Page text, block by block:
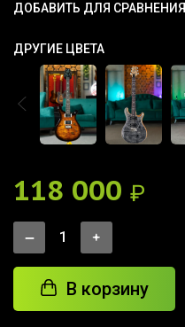
ДОБАВИТЬ ДЛЯ СРАВНЕНИЯ
ДРУГИЕ ЦВЕТА
118 000 ₽
В корзину